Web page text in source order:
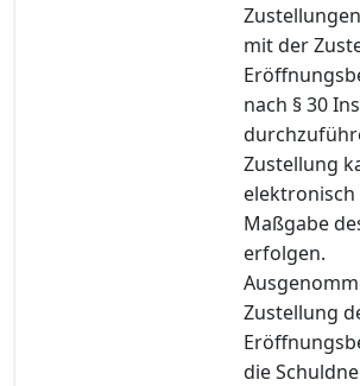
mit der
nach § 30
Zustellung
elektronisch
Maßgabe
erfolgen.
Zustellung
die